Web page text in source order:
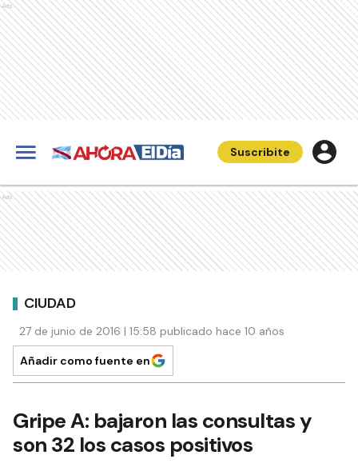
Ads
Suscribite
Ads
CIUDAD
27 de junio de 2016 | 15:58 publicado hace 10 años
Añadir como fuente en
Gripe A: bajaron las consultas y
son 32 los casos positivos